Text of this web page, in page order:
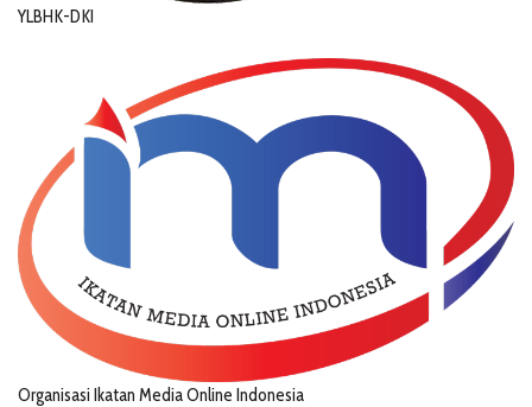
YLBHK-DKI
Organisasi Ikatan Media Online Indonesia